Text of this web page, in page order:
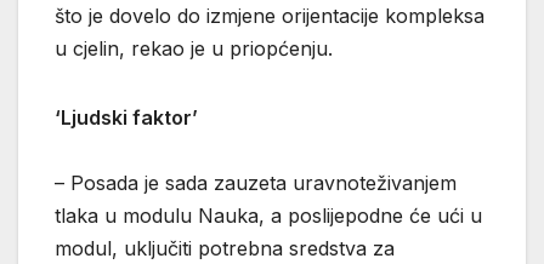
što je dovelo do izmjene orijentacije kompleksa
u cjelin, rekao je u priopćenju.
‘Ljudski faktor’
– Posada je sada zauzeta uravnoteživanjem
tlaka u modulu Nauka, a poslijepodne će ući u
modul, uključiti potrebna sredstva za